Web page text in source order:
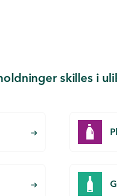
skilles i